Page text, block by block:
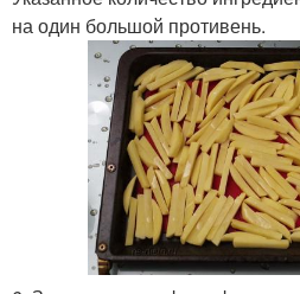
на один большой противень.